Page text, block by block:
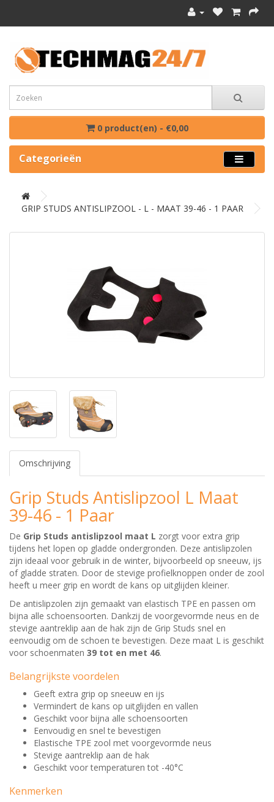
0 product(en) - €0,00
Categorieën
GRIP STUDS ANTISLIPZOOL - L - MAAT 39-46 - 1 PAAR
Omschrijving
Grip Studs Antislipzool L Maat
39-46 - 1 Paar
De Grip Studs antislipzool maat L zorgt voor extra grip
tijdens het lopen op gladde ondergronden. Deze antislipzolen
zijn ideaal voor gebruik in de winter, bijvoorbeeld op sneeuw, ijs
of gladde straten. Door de stevige profielknoppen onder de zool
heeft u meer grip en wordt de kans op uitglijden kleiner.
De antislipzolen zijn gemaakt van elastisch TPE en passen om
bijna alle schoensoorten. Dankzij de voorgevormde neus en de
stevige aantreklip aan de hak zijn de Grip Studs snel en
eenvoudig om de schoen te bevestigen. Deze maat L is geschikt
voor schoenmaten 39 tot en met 46.
Belangrijkste voordelen
Geeft extra grip op sneeuw en ijs
Vermindert de kans op uitglijden en vallen
Geschikt voor bijna alle schoensoorten
Eenvoudig en snel te bevestigen
Elastische TPE zool met voorgevormde neus
Stevige aantreklip aan de hak
Geschikt voor temperaturen tot -40°C
Kenmerken